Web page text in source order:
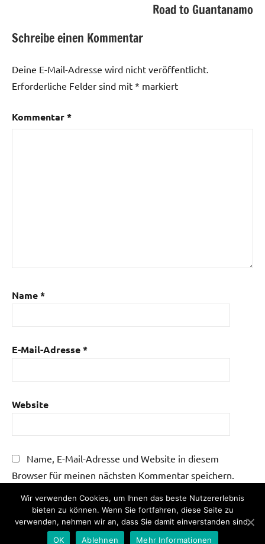
Road to Guantanamo
Schreibe einen Kommentar
Deine E-Mail-Adresse wird nicht veröffentlicht.
Erforderliche Felder sind mit * markiert
Kommentar*
Name*
E-Mail-Adresse*
Website
Name, E-Mail-Adresse und Website in diesem
Browser für meinen nächsten Kommentar speichern.
Wir verwenden Cookies, um Ihnen das beste Nutzererlebnis
bieten zu können. Wenn Sie fortfahren, diese Seite zu
verwenden, nehmen wir an, dass Sie damit einverstanden sind.
OK
Ablehnen Mehr Informationen